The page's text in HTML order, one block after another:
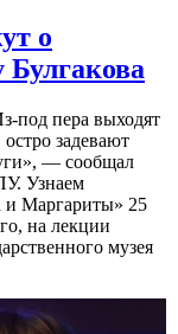
о
под пера выходят
задевают
— сообщал
Узнаем
и Маргариты» 25
на лекции
музея